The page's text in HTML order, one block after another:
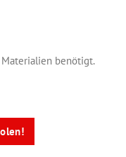
benötigt.